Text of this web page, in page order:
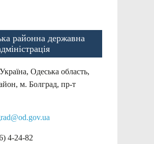
районна державна
Одеська область,
м. Болград, пр-т
4-24-82